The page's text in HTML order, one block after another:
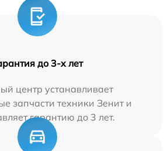
до 3-х лет
центр устанавливает
запчасти техники Зенит и
гарантию до 3 лет.